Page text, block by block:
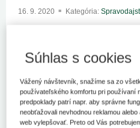
16. 9. 2020 Kategória:
cievnou mozgovou príhodou z
s pomocou eurofondov otvorila
angiológie, vykonávanie
však brzdí Všeobecná
Tá argumentuje dostatočnou
Súhlas s cookies
Vážený návštevník, snažíme sa zo
používateľského komfortu pri používaní
predpoklady patrí napr. aby správne
neobťažovali nevhodnou reklamou
web vylepšovať. Preto od Vás